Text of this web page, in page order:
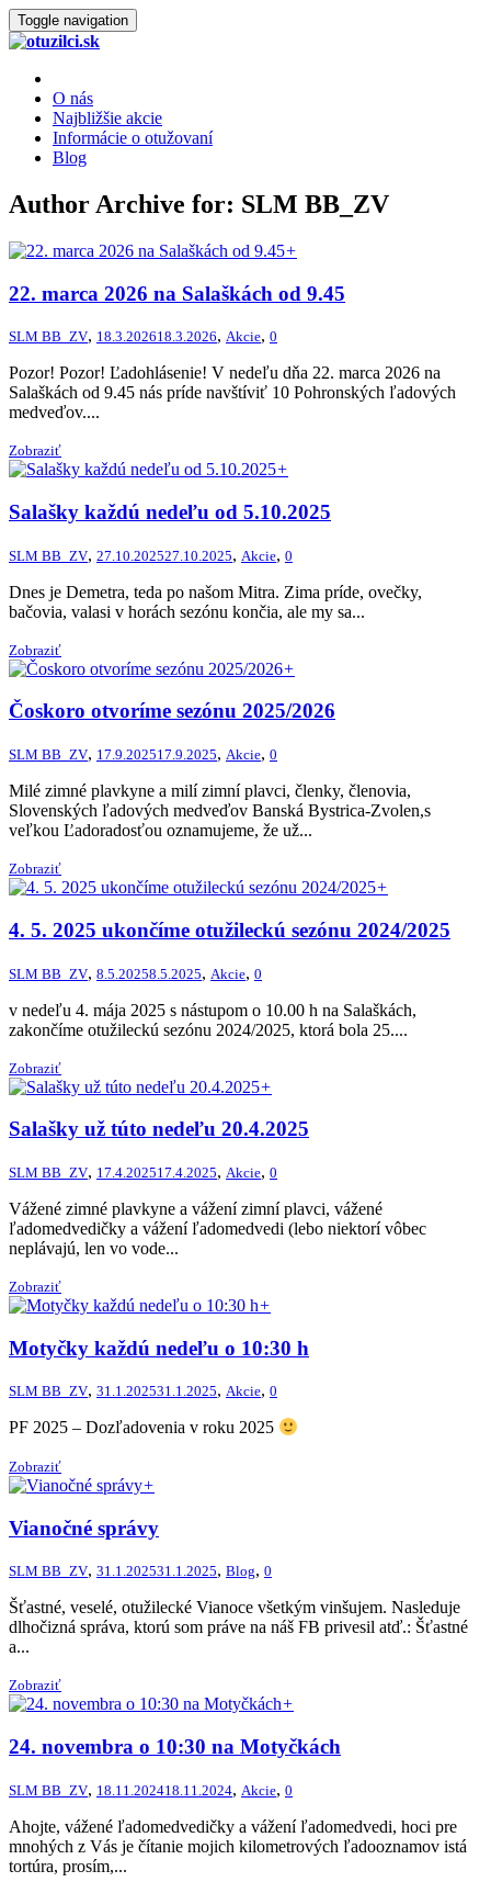
Toggle navigation
O nás
Najbližšie akcie
Informácie o otužovaní
Blog
Author Archive for: SLM BB_ZV
+
22. marca 2026 na Salaškách od 9.45
SLM BB_ZV, 18.3.202618.3.2026, Akcie, 0
Pozor! Pozor! Ľadohlásenie! V nedeľu dňa 22. marca 2026 na
Salaškách od 9.45 nás príde navštíviť 10 Pohronských ľadových
medveďov....
Zobraziť
+
Salašky každú nedeľu od 5.10.2025
SLM BB_ZV, 27.10.202527.10.2025, Akcie, 0
Dnes je Demetra, teda po našom Mitra. Zima príde, ovečky,
bačovia, valasi v horách sezónu končia, ale my sa...
Zobraziť
+
Čoskoro otvoríme sezónu 2025/2026
SLM BB_ZV, 17.9.202517.9.2025, Akcie, 0
Milé zimné plavkyne a milí zimní plavci, členky, členovia,
Slovenských ľadových medveďov Banská Bystrica-Zvolen,s
veľkou Ľadoradosťou oznamujeme, že už...
Zobraziť
+
4. 5. 2025 ukončíme otužileckú sezónu 2024/2025
SLM BB_ZV, 8.5.20258.5.2025, Akcie, 0
v nedeľu 4. mája 2025 s nástupom o 10.00 h na Salaškách,
zakončíme otužileckú sezónu 2024/2025, ktorá bola 25....
Zobraziť
+
Salašky už túto nedeľu 20.4.2025
SLM BB_ZV, 17.4.202517.4.2025, Akcie, 0
Vážené zimné plavkyne a vážení zimní plavci, vážené
ľadomedvedičky a vážení ľadomedvedi (lebo niektorí vôbec
neplávajú, len vo vode...
Zobraziť
+
Motyčky každú nedeľu o 10:30 h
SLM BB_ZV, 31.1.202531.1.2025, Akcie, 0
PF 2025 – Dozľadovenia v roku 2025
Zobraziť
+
Vianočné správy
SLM BB_ZV, 31.1.202531.1.2025, Blog, 0
Šťastné, veselé, otužilecké Vianoce všetkým vinšujem. Nasleduje
dlhočizná správa, ktorú som práve na náš FB privesil atď.: Šťastné
a...
Zobraziť
+
24. novembra o 10:30 na Motyčkách
SLM BB_ZV, 18.11.202418.11.2024, Akcie, 0
Ahojte, vážené ľadomedvedičky a vážení ľadomedvedi, hoci pre
mnohých z Vás je čítanie mojich kilometrových ľadooznamov istá
tortúra, prosím,...